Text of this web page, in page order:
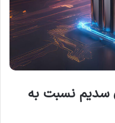
سدیم نسبت به